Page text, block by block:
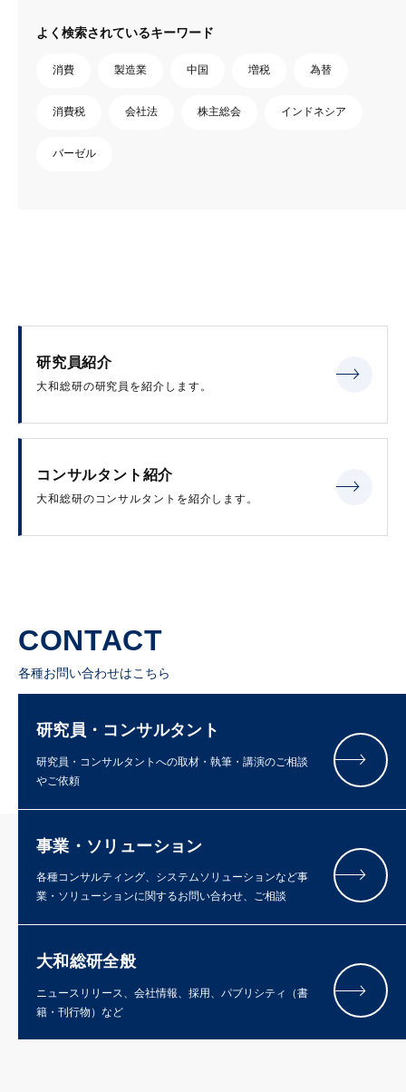
よく検索されているキーワード
消費 製造業 中国 増税 為替
消費税 会社法 株主総会 インドネシア
バーゼル
研究員紹介
大和総研の研究員を紹介します。
コンサルタント紹介
大和総研のコンサルタントを紹介します。
CONTACT
各種お問い合わせはこちら
研究員・コンサルタント
研究員・コンサルタントへの取材・執筆・講演のご相談
やご依頼
事業・ソリューション
各種コンサルティング、システムソリューションなど事
業・ソリューションに関するお問い合わせ、ご相談
大和総研全般
ニュースリリース、会社情報、採用、パブリシティ（書
籍・刊行物）など